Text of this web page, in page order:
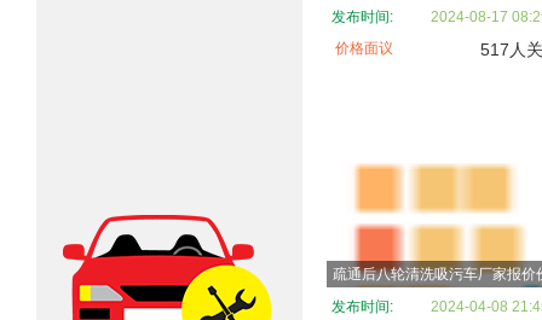
发布时间:
2024-08-17
价格面议
517人
发布时间:
2024-04-08